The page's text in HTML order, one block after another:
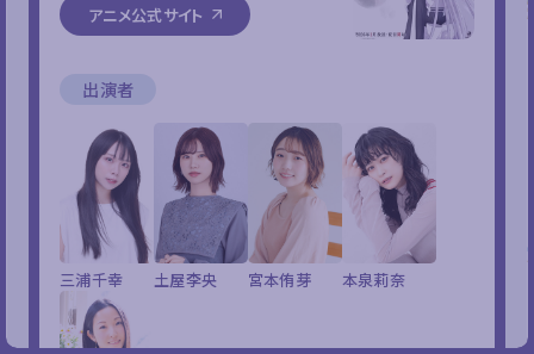
アニメ公式サイト
出演者
三浦千幸 土屋李央 宮本侑芽 本泉莉奈